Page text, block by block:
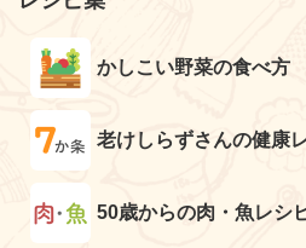
かしこい野菜の食べ方
老けしらずさんの健康
50歳からの肉・魚レシ